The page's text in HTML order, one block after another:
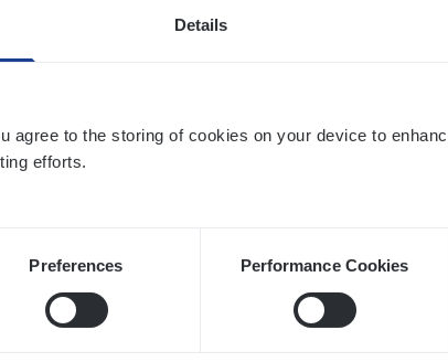
Details
agree to the storing of cookies on your device to
efforts.
Preferences Performance Cookies
Marine